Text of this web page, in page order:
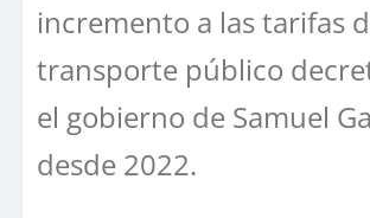
incremento a las tarifas
transporte público
el gobierno de Samuel
desde 2022.